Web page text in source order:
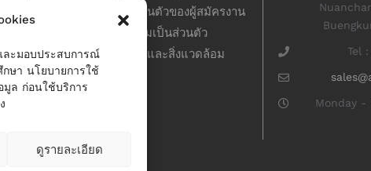
ละมอบประสบการณ์
ษา นโยบายการใช้
ล ก่อนใช้บริการ
ดูรายละเอียด
นโยบายความเป็นส่วนตัวของผู้สมัครงาน
นโยบายความเป็นส่วนตัว
นโยบายคุณภาพและสิ่งแวดล้อม
Tel
Monday -